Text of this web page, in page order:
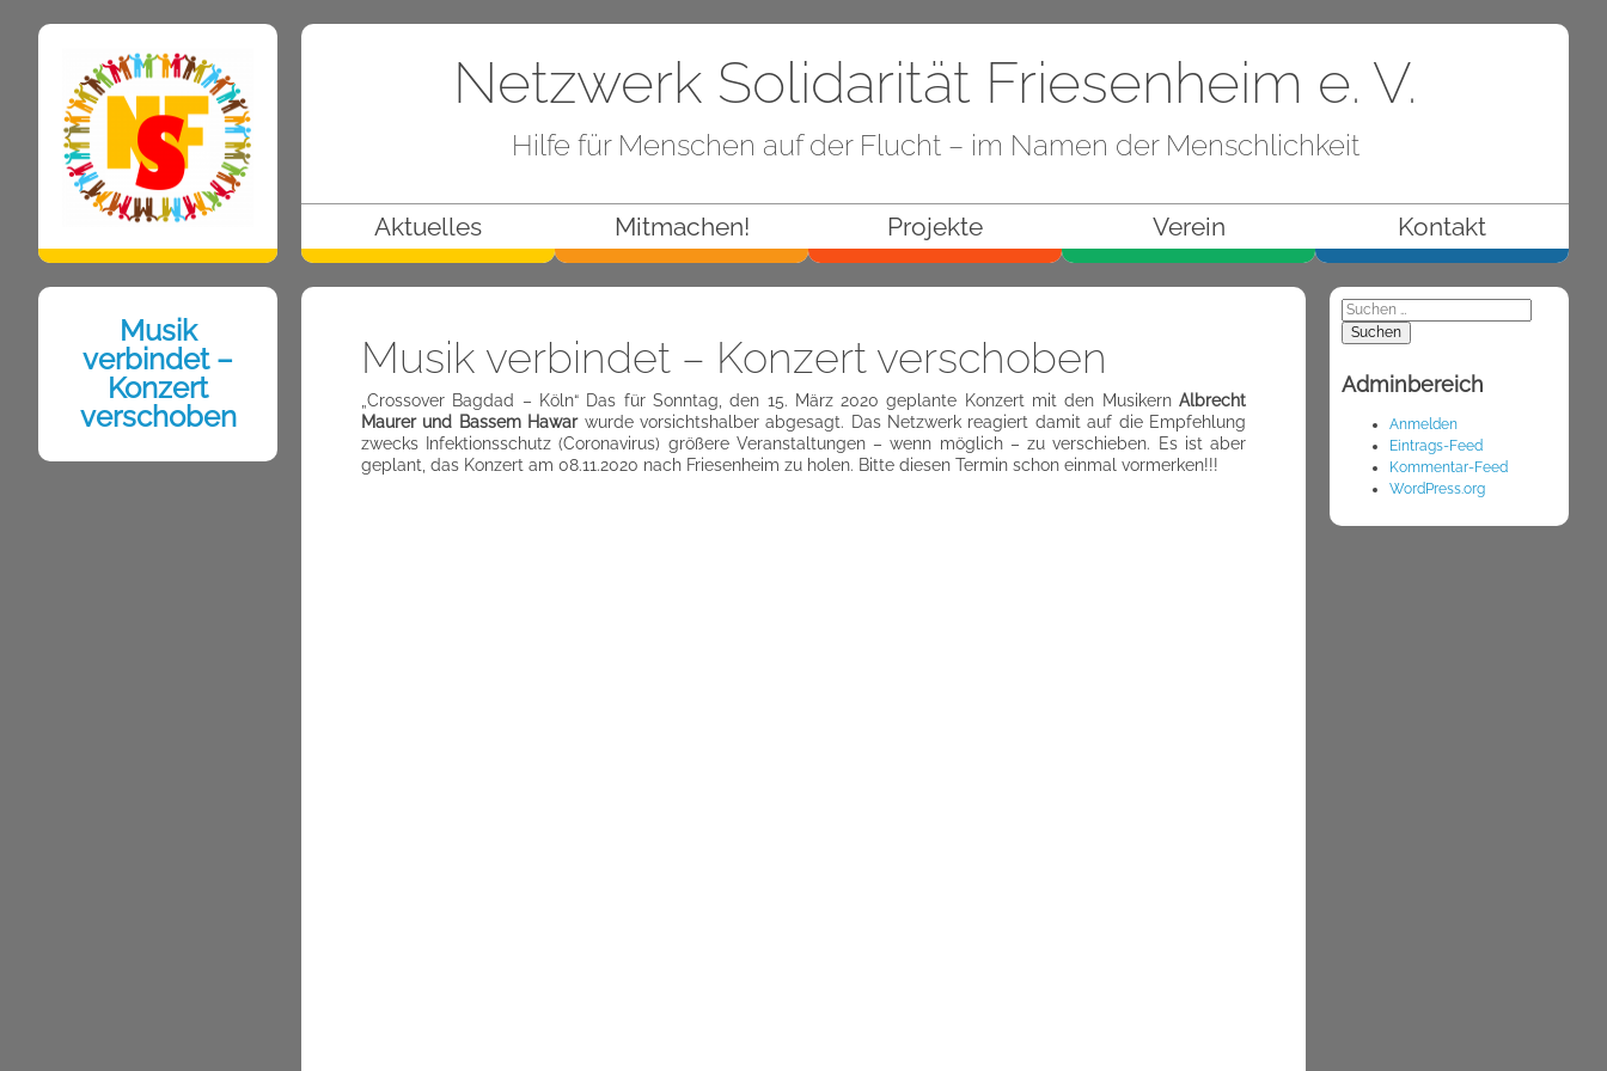
Netzwerk Solidarität Friesenheim e. V.
Hilfe für Menschen auf der Flucht – im Namen der Menschlichkeit
Aktuelles Mitmachen! Projekte Verein Kontakt
Musik
verbindet –
Konzert
verschoben
Musik verbindet – Konzert verschoben
„Crossover Bagdad – Köln“ Das für Sonntag, den 15. März 2020 geplante Konzert mit den Musikern Albrecht
Maurer und Bassem Hawarwurde vorsichtshalber abgesagt. Das Netzwerk reagiert damit auf die Empfehlung
zwecks Infektionsschutz (Coronavirus) größere Veranstaltungen – wenn möglich – zu verschieben. Es ist aber
geplant, das Konzert am 08.11.2020 nach Friesenheim zu holen. Bitte diesen Termin schon einmal vormerken!!!
Suchen
nach:
Adminbereich
Anmelden
Eintrags-Feed
Kommentar-Feed
WordPress.org